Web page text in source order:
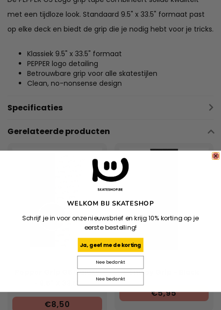
met een tijdloze look. Standaard 9.5" x 33.5" formaat past
op elke deck en biedt de grip die je nodig hebt voor je tricks.
Klassiek 9.5" x 33.5" formaat
PEPPER logo detailing
Betrouwbare grip voor alle skatestijlen
Clean, no-nonsense design
Specificaties
Gerelateerde producten
Pepper Grip G5 Galaxy
- 9.5" X 33.5"
€8,50
Smiley Grip - Black
€5,95
WELKOM BIJ SKATESHOP
Schrijf je in voor onze nieuwsbrief en krijg 10% korting op je
eerste bestelling!
Ja, geef me de korting
Nee bedankt
Nee bedankt